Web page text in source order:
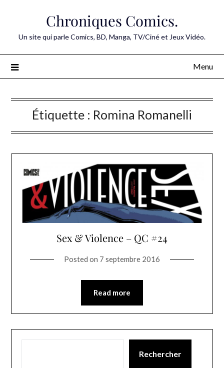
Chroniques Comics.
Un site qui parle Comics, BD, Manga, TV/Ciné et Jeux Vidéo.
Menu
Étiquette : Romina Romanelli
Sex & Violence – QC #24
Posted on 7 septembre 2016
Read more
Rechercher